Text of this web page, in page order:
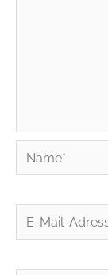
Name*
E-
Mail-